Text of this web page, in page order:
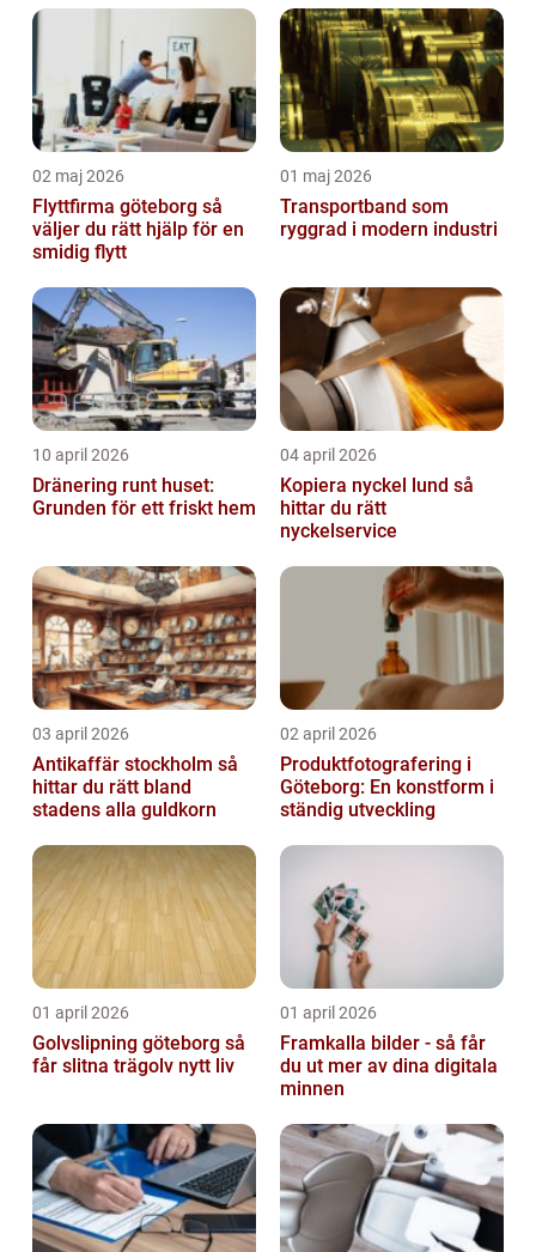
02 maj 2026
Flyttfirma göteborg så
väljer du rätt hjälp för en
smidig flytt
01 maj 2026
Transportband som
ryggrad i modern industri
10 april 2026
Dränering runt huset:
Grunden för ett friskt hem
04 april 2026
Kopiera nyckel lund så
hittar du rätt
nyckelservice
03 april 2026
Antikaffär stockholm så
hittar du rätt bland
stadens alla guldkorn
02 april 2026
Produktfotografering i
Göteborg: En konstform i
ständig utveckling
01 april 2026
Golvslipning göteborg så
får slitna trägolv nytt liv
01 april 2026
Framkalla bilder - så får
du ut mer av dina digitala
minnen